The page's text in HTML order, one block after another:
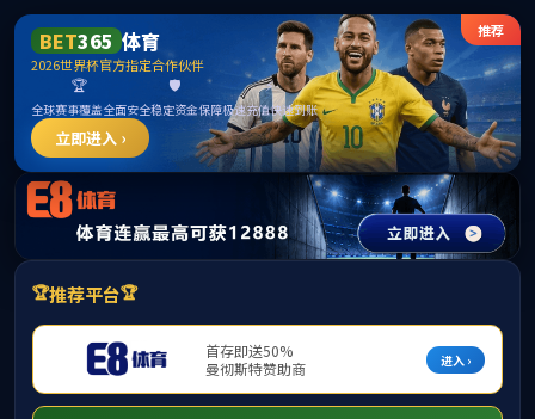
365英国上市公司(CHN-VIP认证)官网|Official
Website
提示：访问地址无效，2025/0430/c10854a367968/http:/10802找不到对
应的栏目！